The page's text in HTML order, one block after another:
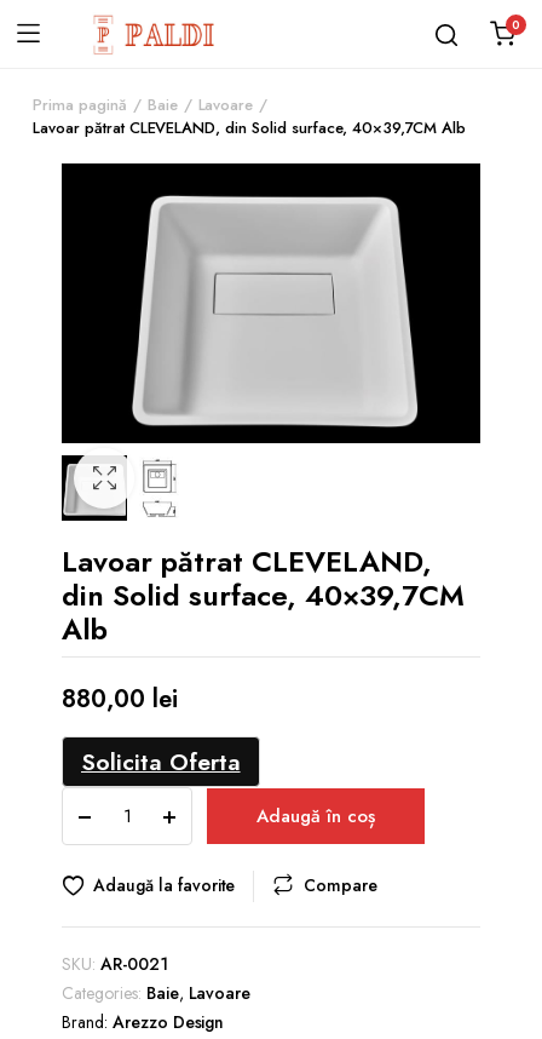
0
Prima pagină Baie
Lavoare
Lavoar pătrat CLEVELAND, din Solid surface, 40×39,7CM Alb
Lavoar pătrat CLEVELAND,
din Solid surface, 40×39,7CM
Alb
880,00 lei
Solicita Oferta
pătrat
CLEVELAND,
din
surface,
40x39,7CM
Alb
quantity
Adaugă în coș
Adaugă la favorite Compare
SKU: AR-0021
Categories: Baie, Lavoare
Brand: Arezzo Design